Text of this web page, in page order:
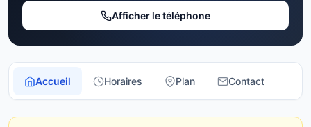
Afficher le téléphone
Accueil Horaires Plan Contact